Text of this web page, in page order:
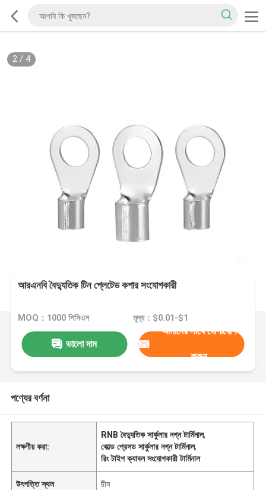
2/ 4
আরএনবি বৈদ্যুতিক টিন প্লেটেড কপার সংযোগকারী
MOQ：1000 পিসিএস মূল্য：$0.01-$1
ভালো দাম
আমাদের সাথে যোগাযোগ
করুন
পণ্যের বর্ণনা
লক্ষণীয় করা:
RNB বৈদ্যুতিক সার্কুলার নগ্ন টার্মিনাল,
কোল্ড প্রেসড সার্কুলার নগ্ন টার্মিনাল,
রিং টাইপ ক্যাবল সংযোগকারী টার্মিনাল
উৎপত্তি স্থল চীন